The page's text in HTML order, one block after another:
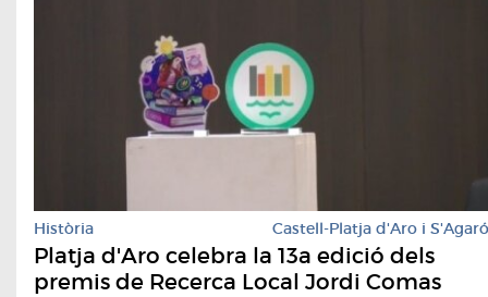
Història Castell-Platja d'Aro i S'Agaró
Platja d'Aro celebra la 13a edició dels
premis de Recerca Local Jordi Comas